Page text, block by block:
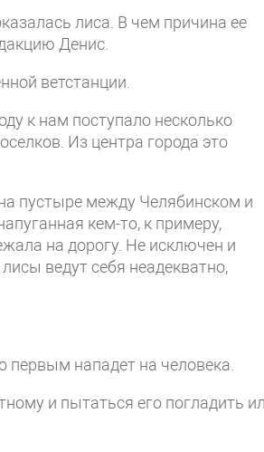
лиса. В чем причина ее
Денис.
ветстанции.
к нам поступало несколько
Из центра города это
пустыре между Челябинском и
кем-то, к примеру,
на дорогу. Не исключен и
ведут себя неадекватно,
нападет на человека.
и пытаться его погладить